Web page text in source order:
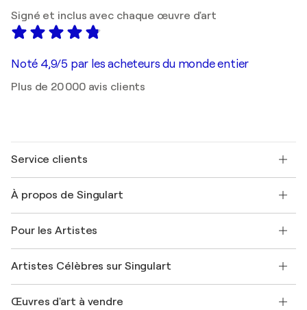
Signé et inclus avec chaque œuvre d'art
Noté 4,9/5 par les acheteurs du monde entier
Plus de 20 000 avis clients
Service clients
Expédition
Offrir une carte cadeau
Rejoignez notre programme commercial
Mon compte
+33 1 76 44 06 42
À propos de Singulart
FAQ
Magazine Singulart
Emplois
Découvrez une sélection d'art original
Pour les Artistes
Se connecter en tant qu'Artiste
Artistes Célèbres sur Singulart
Marc Chagall
Œuvres d'art à vendre